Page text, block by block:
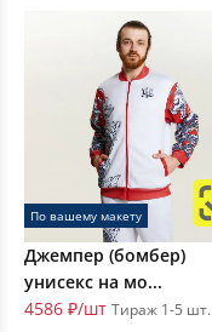
По вашему макету
Джемпер (бомбер)
унисекс на мо...
4586 ₽/шт Тираж 1-5 шт.